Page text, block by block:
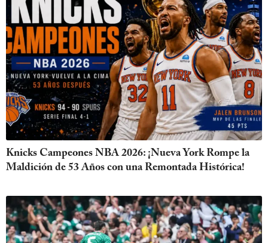
Knicks Campeones NBA 2026: ¡Nueva York Rompe la
Maldición de 53 Años con una Remontada Histórica!